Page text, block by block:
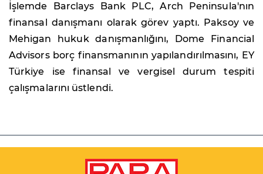
İşlemde Barclays Bank PLC, Arch Peninsula'nın
finansal danışmanı olarak görev yaptı. Paksoy ve
Mehigan hukuk danışmanlığını, Dome Financial
Advisors borç finansmanının yapılandırılmasını, EY
Türkiye ise finansal ve vergisel durum tespiti
çalışmalarını üstlendi.